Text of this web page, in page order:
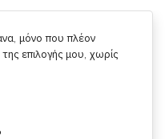
δυνατότητα να κάνουμε